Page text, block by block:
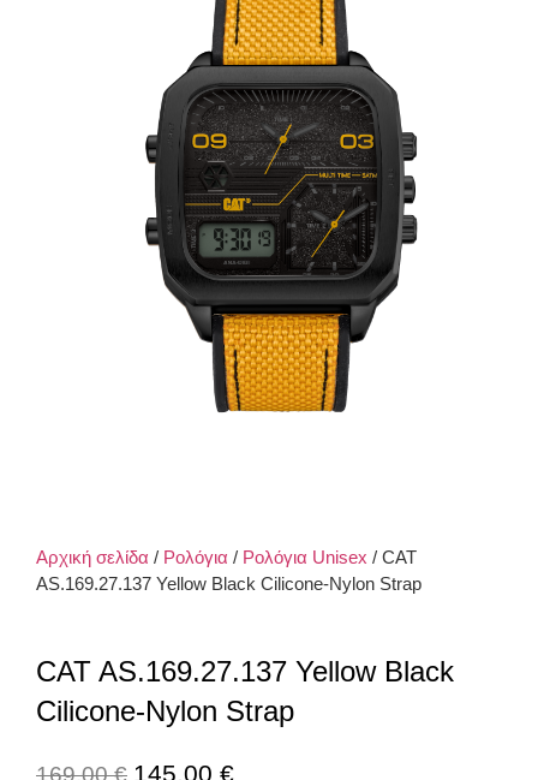
Αρχική σελίδα / Ρολόγια / Ρολόγια Unisex / CAT
AS.169.27.137 Yellow Black Cilicone-Nylon Strap
CAT AS.169.27.137 Yellow Black
Cilicone-Nylon Strap
145.00 €